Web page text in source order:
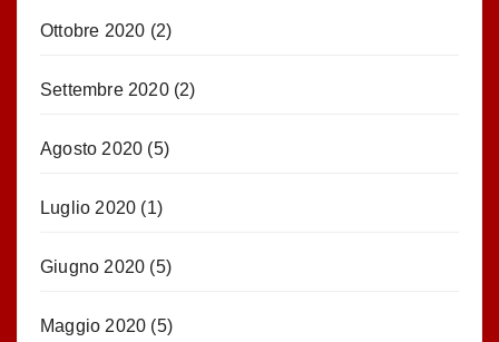
Ottobre 2020 (2)
Settembre 2020(2)
Agosto 2020 (5)
Luglio 2020 (1)
Giugno 2020 (5)
Maggio 2020 (5)